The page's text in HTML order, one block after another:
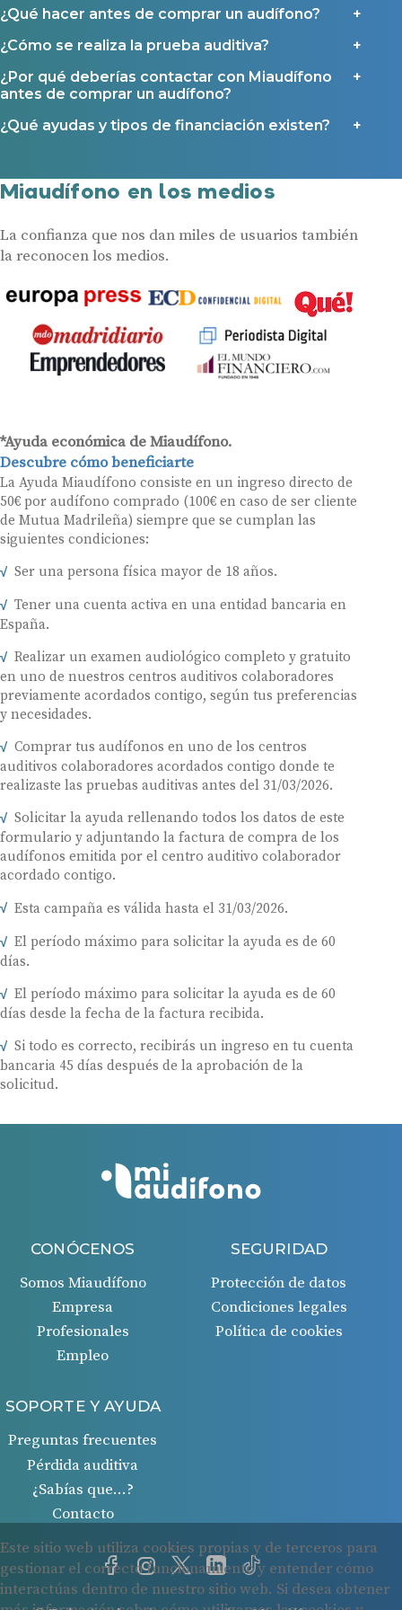
¿Qué hacer antes de comprar un audífono?
¿Cómo se realiza la prueba auditiva?
¿Por qué deberías contactar con Miaudífono
antes de comprar un audífono?
¿Qué ayudas y tipos de financiación existen?
Miaudífono en los medios
La confianza que nos dan miles de usuarios también
la reconocen los medios.
*Ayuda económica de Miaudífono.
Descubre cómo beneficiarte
La Ayuda Miaudífono consiste en un ingreso directo de
50€ por audífono comprado (100€ en caso de ser cliente
de Mutua Madrileña) siempre que se cumplan las
siguientes condiciones:
Ser una persona física mayor de 18 años.
Tener una cuenta activa en una entidad bancaria en
España.
Realizar un examen audiológico completo y gratuito
en uno de nuestros centros auditivos colaboradores
previamente acordados contigo, según tus preferencias
y necesidades.
Comprar tus audífonos en uno de los centros
auditivos colaboradores acordados contigo donde te
realizaste las pruebas auditivas antes del 31/03/2026.
Solicitar la ayuda rellenando todos los datos de este
formulario y adjuntando la factura de compra de los
audífonos emitida por el centro auditivo colaborador
acordado contigo.
Esta campaña es válida hasta el 31/03/2026.
El período máximo para solicitar la ayuda es de 60
días.
El período máximo para solicitar la ayuda es de 60
días desde la fecha de la factura recibida.
Si todo es correcto, recibirás un ingreso en tu cuenta
bancaria 45 días después de la aprobación de la
solicitud.
CONÓCENOS
Somos Miaudífono
Empresa
Profesionales
Empleo
SEGURIDAD
Protección de datos
Condiciones legales
Política de cookies
SOPORTE Y AYUDA
Preguntas frecuentes
Pérdida auditiva
¿Sabías que…?
Contacto